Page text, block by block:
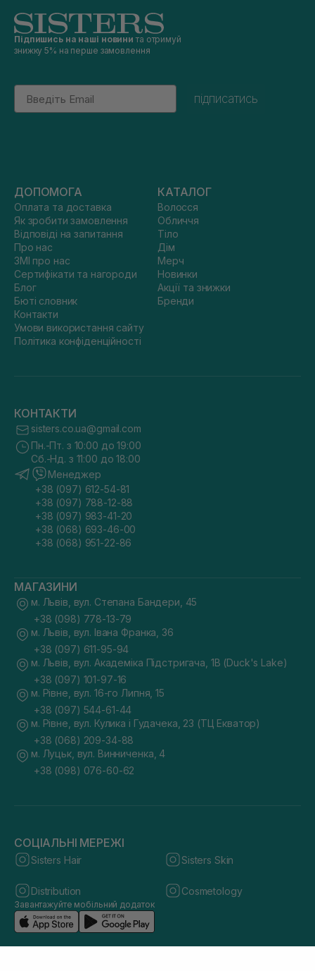
Підпишись на наші новини та отримуй
знижку 5% на перше замовлення
Email
підписатись
ДОПОМОГА
Оплата та доставка
Як зробити замовлення
Відповіді на запитання
Про нас
ЗМІ про нас
Сертифікати та нагороди
Блог
Бюті словник
Контакти
Умови використання сайту
Політика конфіденційності
КАТАЛОГ
Волосся
Обличчя
Тіло
Дім
Мерч
Новинки
Акції та знижки
Бренди
КОНТАКТИ
sisters.co.ua@gmail.com
Пн.-Пт. з 10:00 до 19:00
Сб.-Нд. з 11:00 до 18:00
Менеджер
+38 (097) 612-54-81
+38 (097) 788-12-88
+38 (097) 983-41-20
+38 (068) 693-46-00
+38 (068) 951-22-86
МАГАЗИНИ
м. Львів, вул. Степана Бандери, 45
+38 (098) 778-13-79
м. Львів, вул. Івана Франка, 36
+38 (097) 611-95-94
м. Львів, вул. Академіка Підстригача, 1В (Duck's Lake)
+38 (097) 101-97-16
м. Рівне, вул. 16-го Липня, 15
+38 (097) 544-61-44
м. Рівне, вул. Кулика і Гудачека, 23 (ТЦ Екватор)
+38 (068) 209-34-88
м. Луцьк, вул. Винниченка, 4
+38 (098) 076-60-62
СОЦІАЛЬНІ МЕРЕЖІ
Sisters Hair Sisters Skin
Distribution Cosmetology
Завантажуйте мобільний додаток